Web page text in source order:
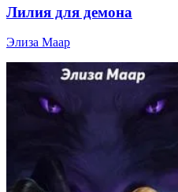
Лилия для демона
Элиза Маар